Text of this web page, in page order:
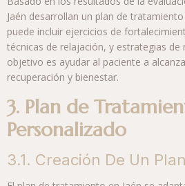
Jaén desarrollan un plan de
puede incluir ejercicios de
técnicas de relajación, y estrategias de
objetivo es ayudar al paciente a
recuperación y bienestar.
3. Plan de
Personalizado
3.1. Creación De Un